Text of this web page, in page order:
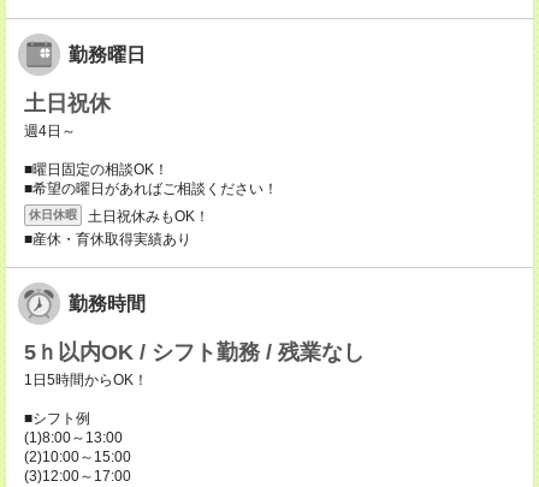
勤務曜日
土日祝休
週4日～
■曜日固定の相談OK！
■希望の曜日があればご相談ください！
休日休暇
土日祝休みもOK！
■産休・育休取得実績あり
勤務時間
5ｈ以内OK / シフト勤務 / 残業なし
1日5時間からOK！
■シフト例
(1)8:00～13:00
(2)10:00～15:00
(3)12:00～17:00